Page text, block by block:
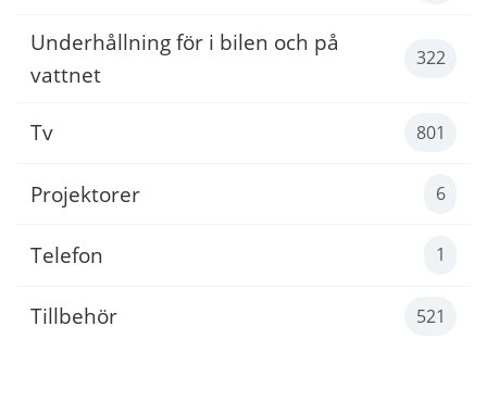
Underhållning för i bilen och på
vattnet
322
Tv 801
Projektorer 6
Telefon 1
Tillbehör 521